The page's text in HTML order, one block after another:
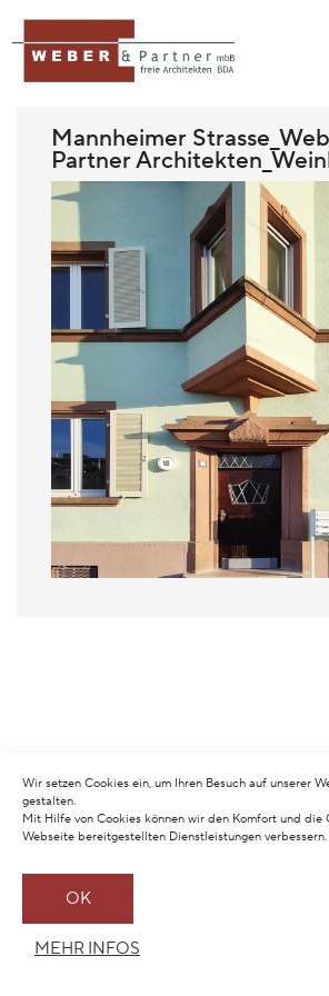
Wir setzen Cookies ein, um Ihren Besuch auf unserer
gestalten.
Mit Hilfe von Cookies können wir den Komfort und
Webseite bereitgestellten Dienstleistungen verbessern.
OK
MEHR INFOS
Mannheimer
Partner